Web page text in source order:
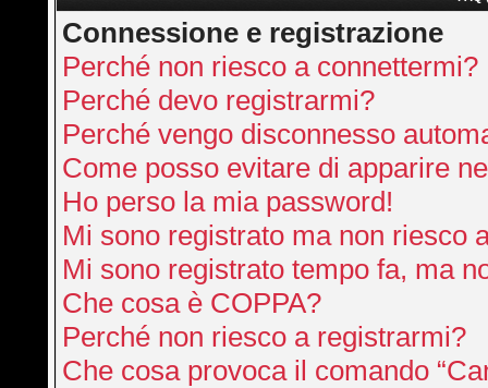
Connessione e registrazione
Perché non riesco a connettermi?
Perché devo registrarmi?
Perché vengo disconnesso
Come posso evitare di apparire
Ho perso la mia password!
Mi sono registrato ma non riesco
Mi sono registrato tempo fa, ma
Che cosa è COPPA?
Perché non riesco a registrarmi?
Che cosa provoca il comando